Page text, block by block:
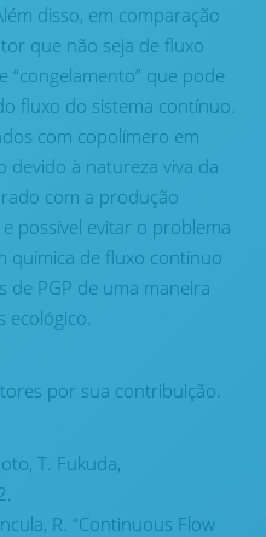
disso, em comparação
que não seja de fluxo
que pode
fluxo do sistema contínuo.
com copolímero em
à natureza viva da
com a produção
possível evitar o problema
química de fluxo contínuo
de PGP de uma maneira
por sua contribuição.
T. Fukuda,
R. “Continuous Flow